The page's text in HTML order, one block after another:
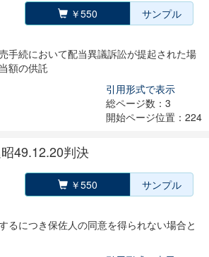
￥550 サンプル
手続において配当異議訴訟が提起された場
額の供託
引用形式で表示
総ページ数：3
開始ページ位置：224
49.12.20判決
￥550 サンプル
るにつき保佐人の同意を得られない場合と